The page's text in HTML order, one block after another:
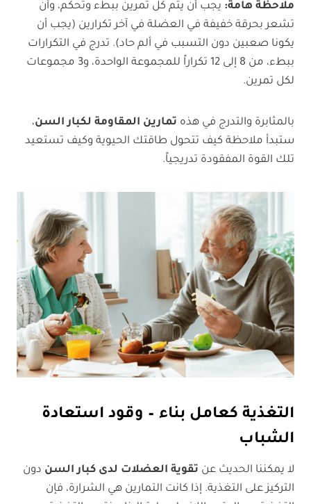
ملاحظة هامة: يجب أن يتم كل تمرين ببطء وتحكم، وأن
تشعر بحرقة خفيفة في العضلة في آخر تكرارين (يجب أن
يكونا صعبين دون التسبب في ألم حاد). تدرج في التكرارات
ببطء، من 8 إلى 12 تكراراً للمجموعة الواحدة، و3 مجموعات
لكل تمرين.
بالمثابرة والتدرج في هذه تمارين المقاومة لكبار السن،
ستبدأ ملاحظة كيف تتحول طاقتك الحيوية وكيف تستعيد
تلك القوة المفقودة تدريجياً.
التغذية كعامل بناء – وقود استعادة
الشباب
لا يمكننا الحديث عن تقوية العضلات لدى كبار السن دون
التركيز على التغذية. إذا كانت التمارين هي الشرارة، فإن